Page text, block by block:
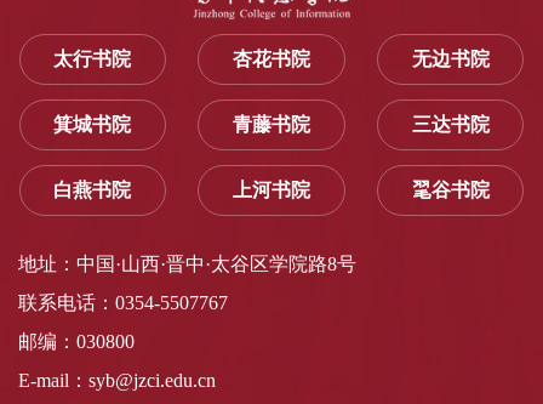
太行书院 杏花书院 无边书院
箕城书院 青藤书院 三达书院
白燕书院 上河书院 毣谷书院
地址：中国·山西·晋中·太谷区学院路8号
联系电话：0354-5507767
邮编：030800
E-mail：syb@jzci.edu.cn